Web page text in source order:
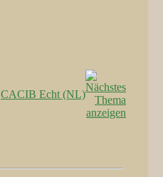
CACIB Echt (NL)